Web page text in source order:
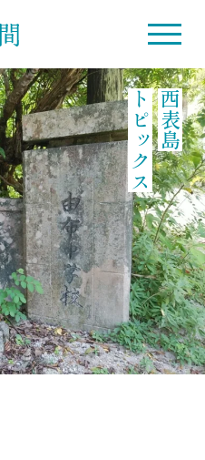
西表島
トピックス